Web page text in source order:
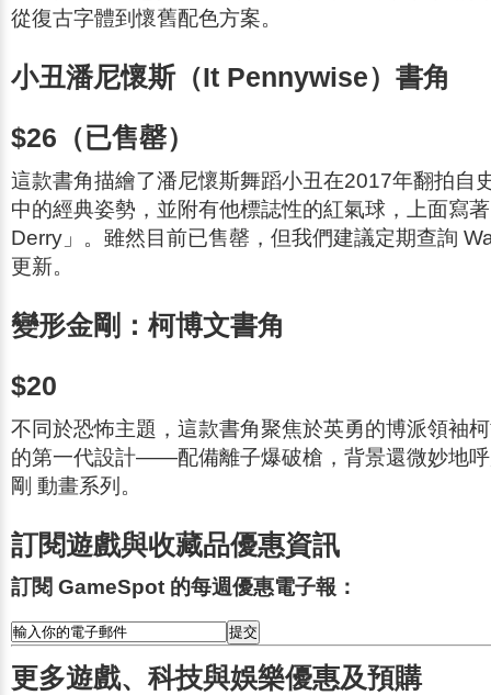
從復古字體到懷舊配色方案。
小丑潘尼懷斯（It Pennywise）書角
$26（已售罄）
這款書角描繪了潘尼懷斯舞蹈小丑在2017年翻拍自
中的經典姿勢，並附有他標誌性的紅氣球，上面寫
Derry」。雖然目前已售罄，但我們建議定期查詢
更新。
變形金剛：柯博文書角
$20
不同於恐怖主題，這款書角聚焦於英勇的博派領袖
的第一代設計——配備離子爆破槍，背景還微妙地
剛 動畫系列。
訂閱遊戲與收藏品優惠資訊
訂閱 GameSpot 的每週優惠電子報：
更多遊戲、科技與娛樂優惠及預購